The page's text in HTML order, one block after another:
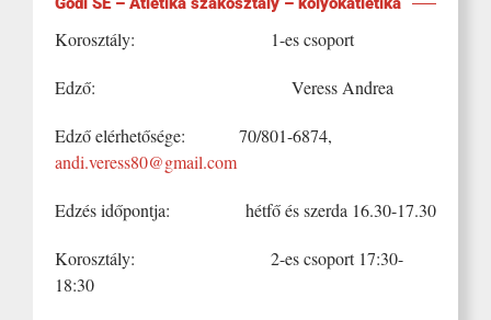
Korosztály: 1-es csoport
Edző: Veress Andrea
Edző elérhetősége: 70/801-6874,
andi.veress80@gmail.com
Edzés időpontja: hétfő és szerda 16.30-17.30
Korosztály: 2-es csoport 17:30-
18:30